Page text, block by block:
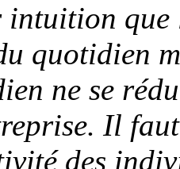
intuition que
quotidien
ne se
Il
des